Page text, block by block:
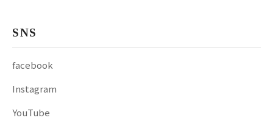
SNS
facebook
Instagram
YouTube